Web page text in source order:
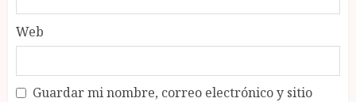
Web
Guardar mi nombre, correo electrónico y sitio